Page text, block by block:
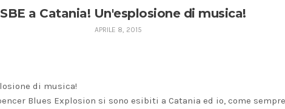
a Catania! Un'esplosione di musica!
APRILE 8, 2015
di musica!
Blues Explosion si sono esibiti a Catania ed io, come